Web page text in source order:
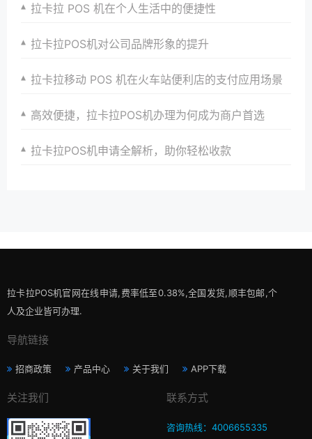
拉卡拉 POS 机在个人生活中的便捷性
拉卡拉POS机对公司品牌形象的提升
拉卡拉移动 POS 机在火车站便利店的支付应用场景
高效便捷，拉卡拉POS机办理为何成为商户首选
拉卡拉POS机申请全解析，助你轻松收款
拉卡拉POS机官网在线申请,费率低至0.38%,全国发货,顺丰包邮,个
人及企业皆可办理.
导航链接
招商政策 产品中心 关于我们 APP下载
关注我们 联系方式
咨询热线：4006655335